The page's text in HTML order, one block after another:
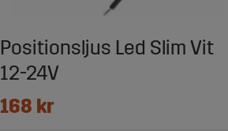
Positionsljus Led Slim Vit
12-24V
168 kr